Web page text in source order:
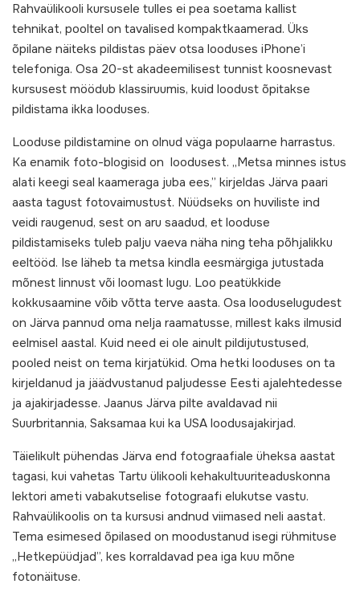
Rahvaülikooli kursusele tulles ei pea soetama kallist
tehnikat, pooltel on tavalised kompaktkaamerad. Üks
õpilane näiteks pildistas päev otsa looduses iPhone’i
telefoniga. Osa 20-st akadeemilisest tunnist koosnevast
kursusest möödub klassiruumis, kuid loodust õpitakse
pildistama ikka looduses.
Looduse pildistamine on olnud väga populaarne harrastus.
Ka enamik foto-blogisid on loodusest. „Metsa minnes istus
alati keegi seal kaameraga juba ees,” kirjeldas Järva paari
aasta tagust fotovaimustust. Nüüdseks on huviliste ind
veidi raugenud, sest on aru saadud, et looduse
pildistamiseks tuleb palju vaeva näha ning teha põhjalikku
eeltööd. Ise läheb ta metsa kindla eesmärgiga jutustada
mõnest linnust või loomast lugu. Loo peatükkide
kokkusaamine võib võtta terve aasta. Osa looduselugudest
on Järva pannud oma nelja raamatusse, millest kaks ilmusid
eelmisel aastal. Kuid need ei ole ainult pildijutustused,
pooled neist on tema kirjatükid. Oma hetki looduses on ta
kirjeldanud ja jäädvustanud paljudesse Eesti ajalehtedesse
ja ajakirjadesse. Jaanus Järva pilte avaldavad nii
Suurbritannia, Saksamaa kui ka USA loodusajakirjad.
Täielikult pühendas Järva end fotograafiale üheksa aastat
tagasi, kui vahetas Tartu ülikooli kehakultuuriteaduskonna
lektori ameti vabakutselise fotograafi elukutse vastu.
Rahvaülikoolis on ta kursusi andnud viimased neli aastat.
Tema esimesed õpilased on moodustanud isegi rühmituse
„Hetkepüüdjad”, kes korraldavad pea iga kuu mõne
fotonäituse.